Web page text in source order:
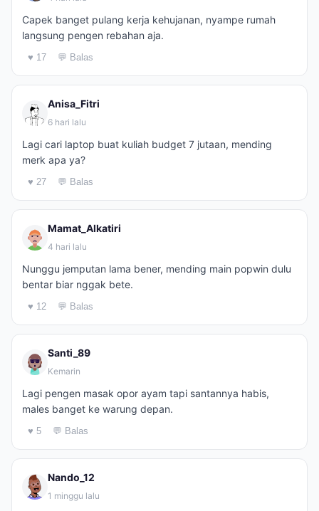
Capek banget pulang kerja kehujanan, nyampe rumah
langsung pengen rebahan aja.
♥ 17 💬 Balas
Anisa_Fitri
6 hari lalu
Lagi cari laptop buat kuliah budget 7 jutaan, mending
merk apa ya?
♥ 27 💬 Balas
Mamat_Alkatiri
4 hari lalu
Nunggu jemputan lama bener, mending main popwin dulu
bentar biar nggak bete.
♥ 12 💬 Balas
Santi_89
Kemarin
Lagi pengen masak opor ayam tapi santannya habis,
males banget ke warung depan.
♥ 5 💬 Balas
Nando_12
1 minggu lalu